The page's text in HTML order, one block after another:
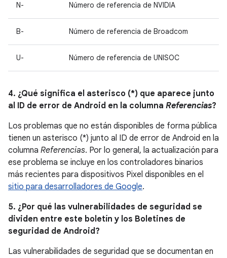
N- Número de referencia de NVIDIA
B- Número de referencia de Broadcom
U- Número de referencia de UNISOC
4. ¿Qué significa el asterisco (*) que aparece junto
al ID de error de Android en la columna Referencias?
Los problemas que no están disponibles de forma pública
tienen un asterisco (*) junto al ID de error de Android en la
columna Referencias. Por lo general, la actualización para
ese problema se incluye en los controladores binarios
más recientes para dispositivos Pixel disponibles en el
sitio para desarrolladores de Google.
5. ¿Por qué las vulnerabilidades de seguridad se
dividen entre este boletín y los Boletines de
seguridad de Android?
Las vulnerabilidades de seguridad que se documentan en